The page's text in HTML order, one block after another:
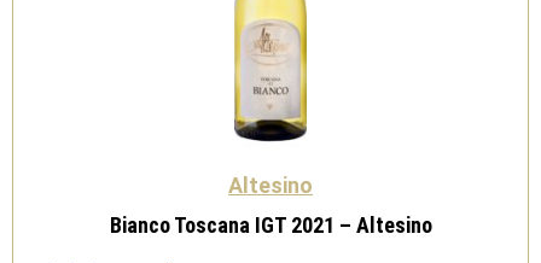
Altesino
Bianco Toscana IGT 2021 – Altesino